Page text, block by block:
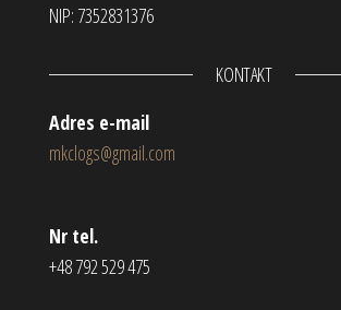
NIP: 7352831376
KONTAKT
Adres e-mail
mkclogs@gmail.com
Nr tel.
+48 792 529 475